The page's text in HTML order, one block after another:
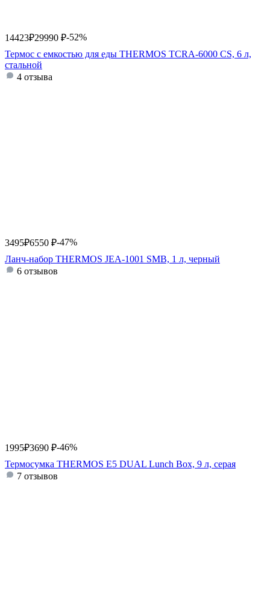
14423₽29990 ₽-52%
Термос с емкостью для еды THERMOS TCRA-6000 CS, 6 л,
стальной
4 отзыва
3495₽6550 ₽-47%
Ланч-набор THERMOS JEA-1001 SMB, 1 л, черный
6 отзывов
1995₽3690 ₽-46%
Термосумка THERMOS E5 DUAL Lunch Box, 9 л, серая
7 отзывов